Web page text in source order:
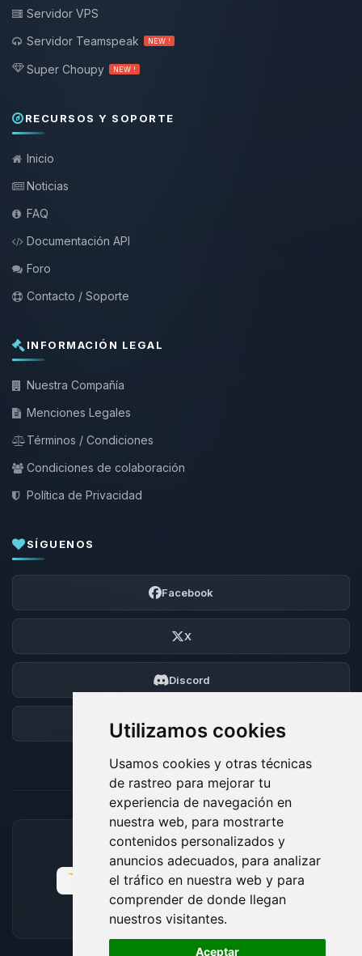
Utilizamos cookies
Usamos cookies y otras técnicas
de rastreo para mejorar tu
experiencia de navegación en
nuestra web, para mostrarte
contenidos personalizados y
anuncios adecuados, para analizar
el tráfico en nuestra web y para
comprender de donde llegan
nuestros visitantes.
Aceptar
Servidor VPS
Servidor Teamspeak
NEW !
Super Choupy NEW !
RECURSOS Y SOPORTE
Inicio
Noticias
FAQ
Documentación API
Foro
Contacto / Soporte
INFORMACIÓN LEGAL
Nuestra Compañía
Menciones Legales
Términos / Condiciones
Condiciones de colaboración
Política de Privacidad
SÍGUENOS
Facebook
X
Discord
Foro
MÉTODOS DE PAGO ACEPTADOS
🍪